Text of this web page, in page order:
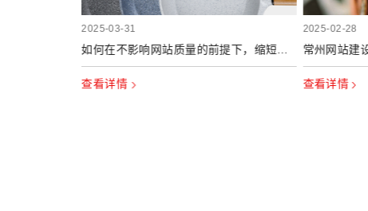
2025-03-31
查看详情
2025-02-28
查看详情